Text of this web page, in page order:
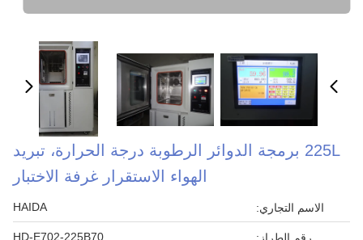
225L برمجة الدوائر الرطوبة درجة الحرارة، تبريد
الهواء الاستقرار غرفة الاختبار
الاسم التجاري: HAIDA
HD-E702-225B70